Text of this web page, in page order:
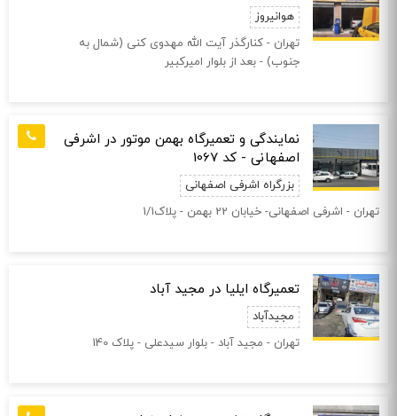
هوانیروز
تهران - کنارگذر آیت الله مهدوی کنی (شمال به
جنوب) - بعد از بلوار امیرکبیر
نمایندگی و تعمیرگاه بهمن موتور در اشرفی
اصفهانی - کد 1067
بزرگراه اشرفی اصفهانی
تهران - اشرفی اصفهانی- خیابان 22 بهمن - پلاک1/1
تعمیرگاه ایلیا در مجید آباد
مجیدآباد
تهران - مجید آباد - بلوار سیدعلی - پلاک 140